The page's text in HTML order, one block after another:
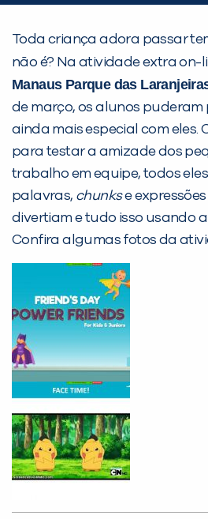
Toda criança adora passar
não é? Na atividade extra on-
Manaus Parque das
de março, os alunos
ainda mais especial com eles.
para testar a amizade dos
trabalho em equipe, todos
palavras, chunkse
divertiam e tudo isso usando
Confira algumas fotos da
PEÇA UMA
Desculpe!
Não encontramos
inFlux nesta cidade
você digitou.
Preencha com seus
já vamos te colocar